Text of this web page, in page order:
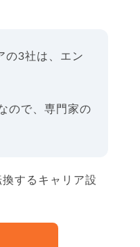
の3社は、エン
ので、専門家の
するキャリア設